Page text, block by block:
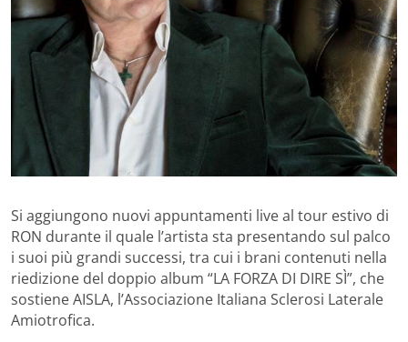
Si aggiungono nuovi appuntamenti live al tour estivo di
RON durante il quale l’artista sta presentando sul palco
i suoi più grandi successi, tra cui i brani contenuti nella
riedizione del doppio album “LA FORZA DI DIRE SÌ”, che
sostiene AISLA, l’Associazione Italiana Sclerosi Laterale
Amiotrofica.